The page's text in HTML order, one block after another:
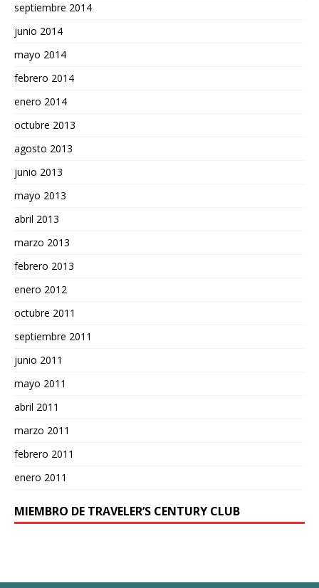
septiembre 2014
junio 2014
mayo 2014
febrero 2014
enero 2014
octubre 2013
agosto 2013
junio 2013
mayo 2013
abril 2013
marzo 2013
febrero 2013
enero 2012
octubre 2011
septiembre 2011
junio 2011
mayo 2011
abril 2011
marzo 2011
febrero 2011
enero 2011
MIEMBRO DE TRAVELER’S CENTURY CLUB